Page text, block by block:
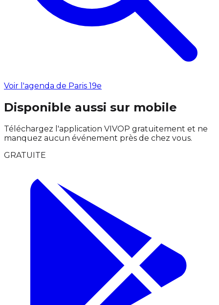
Voir l'agenda de Paris 19e
Disponible aussi sur mobile
Téléchargez l'application VIVOP gratuitement et ne
manquez aucun événement près de chez vous.
GRATUITE